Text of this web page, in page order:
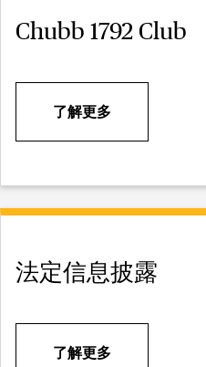
Chubb 1792 Club
了解更多
法定信息披露
了解更多